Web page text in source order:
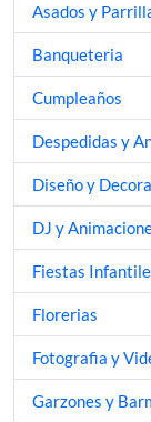
Asados y
Banqueteria
Cumpleaños
Despedidas y
Diseño y
DJ y
Fiestas
Florerias
Fotografia y
Garzones y